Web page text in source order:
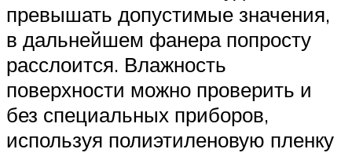
превышать допустимые значения,
в дальнейшем фанера попросту
расслоится. Влажность
поверхности можно проверить и
без специальных приборов,
используя полиэтиленовую пленку